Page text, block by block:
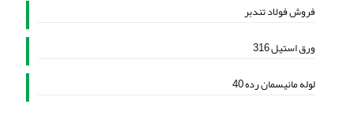
فروش فولاد تندبر
ورق استیل 316
لوله مانیسمان رده 40